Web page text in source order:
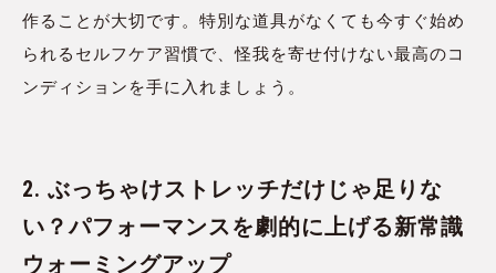
作ることが大切です。特別な道具がなくても今すぐ始め
られるセルフケア習慣で、怪我を寄せ付けない最高のコ
ンディションを手に入れましょう。
2. ぶっちゃけストレッチだけじゃ足りな
い？パフォーマンスを劇的に上げる新常識
ウォーミングアップ